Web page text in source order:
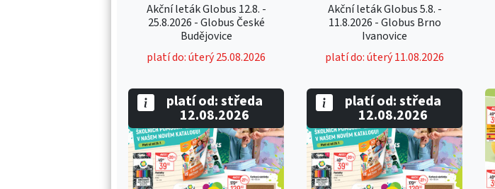
Akční leták Globus 12.8. -
25.8.2026 - Globus České
Budějovice
platí do: úterý 25.08.2026
Akční leták Globus 5.8. -
11.8.2026 - Globus Brno
Ivanovice
platí do: úterý 11.08.2026
platí od: středa
12.08.2026
platí od: středa
12.08.2026